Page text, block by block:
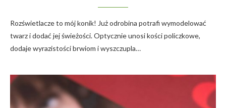
Rozświetlacze to mój konik! Już odrobina potrafi wymodelować
twarz i dodać jej świeżości. Optycznie unosi kości policzkowe,
dodaje wyrazistości brwiom i wyszczupla…